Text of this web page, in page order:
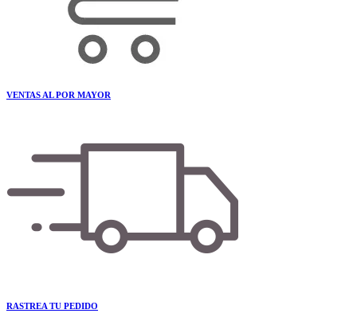
VENTAS AL POR MAYOR
RASTREA TU PEDIDO